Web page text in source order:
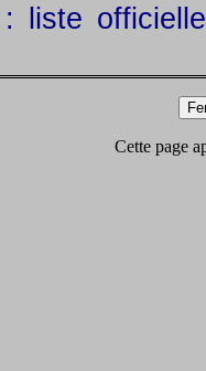
: liste
Cette page